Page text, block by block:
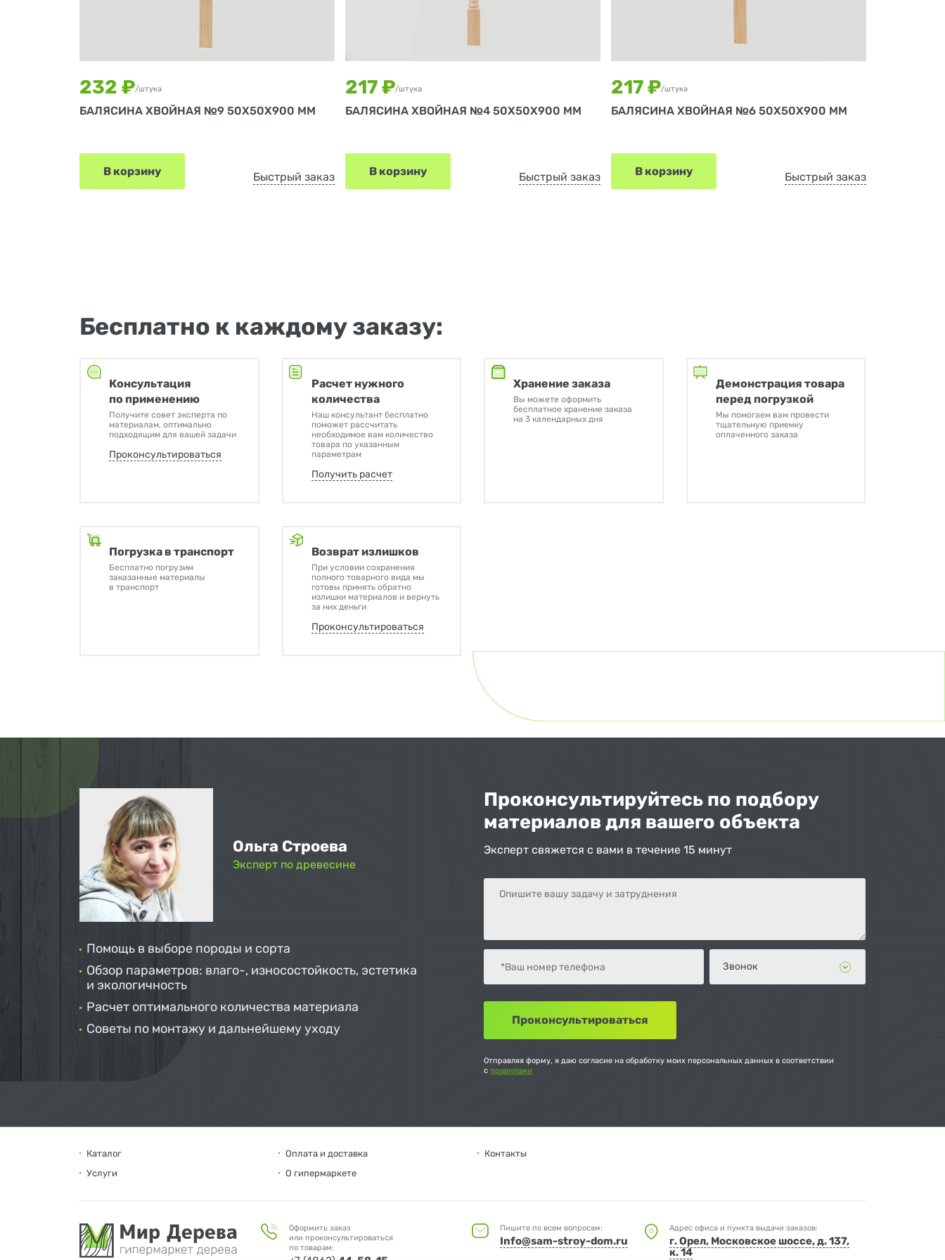
232 ₽/штука
БАЛЯСИНА ХВОЙНАЯ №9 50Х50Х900 ММ
В корзину Быстрый заказ
217 ₽/штука
БАЛЯСИНА ХВОЙНАЯ №4 50Х50Х900 ММ
В корзину Быстрый заказ
217 ₽/штука
БАЛЯСИНА ХВОЙНАЯ №6 50Х50Х900 ММ
В корзину Быстрый заказ
Бесплатно к каждому заказу:
Консультация
по применению
Получите совет эксперта по
материалам, оптимально
подходящим для вашей задачи
Проконсультироваться
Расчет нужного
количества
Наш консультант бесплатно
поможет рассчитать
необходимое вам количество
товара по указанным
параметрам
Получить расчет
Хранение заказа
Вы можете оформить
бесплатное хранение заказа
на 3 календарных дня
Демонстрация товара
перед погрузкой
Мы помогаем вам провести
тщательную приемку
оплаченного заказа
Погрузка в транспорт
Бесплатно погрузим
заказанные материалы
в транспорт
Возврат излишков
При условии сохранения
полного товарного вида мы
готовы принять обратно
излишки материалов и вернуть
за них деньги
Проконсультироваться
Ольга Строева
Эксперт по древесине
Помощь в выборе породы и сорта
Обзор параметров: влаго-, износостойкость, эстетика
и экологичность
Расчет оптимального количества материала
Советы по монтажу и дальнейшему уходу
Проконсультируйтесь по подбору
материалов для вашего объекта
Эксперт свяжется с вами в течение 15 минут
Отправляя форму, я даю согласие на обработку моих персональных данных в соответствии
с правилами
Каталог
Услуги
Оплата и доставка
О гипермаркете
Контакты
Оформить заказ
или проконсультироваться
по товарам:
Пишите по всем вопросам:
Info@sam-stroy-dom.ru
Адрес офиса и пункта выдачи заказов:
г. Орел, Московское шоссе, д. 137,
к. 14